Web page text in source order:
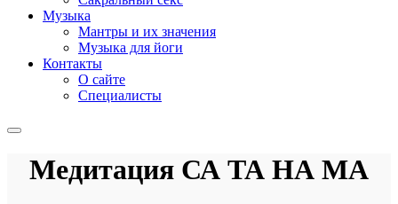
Музыка
Мантры и их значения
Музыка для йоги
Контакты
О сайте
Специалисты
Медитация СА ТА НА МА